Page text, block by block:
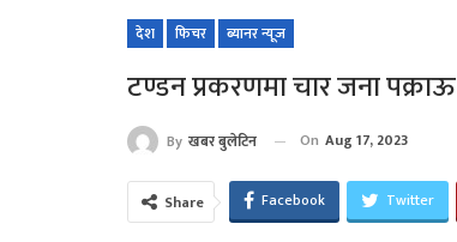
देश फिचर ब्यानर न्यूज
टण्डन प्रकरणमा चार जना पक्राऊ
By खबर बुलेटिन On Aug 17, 2023
Share Facebook Twitter